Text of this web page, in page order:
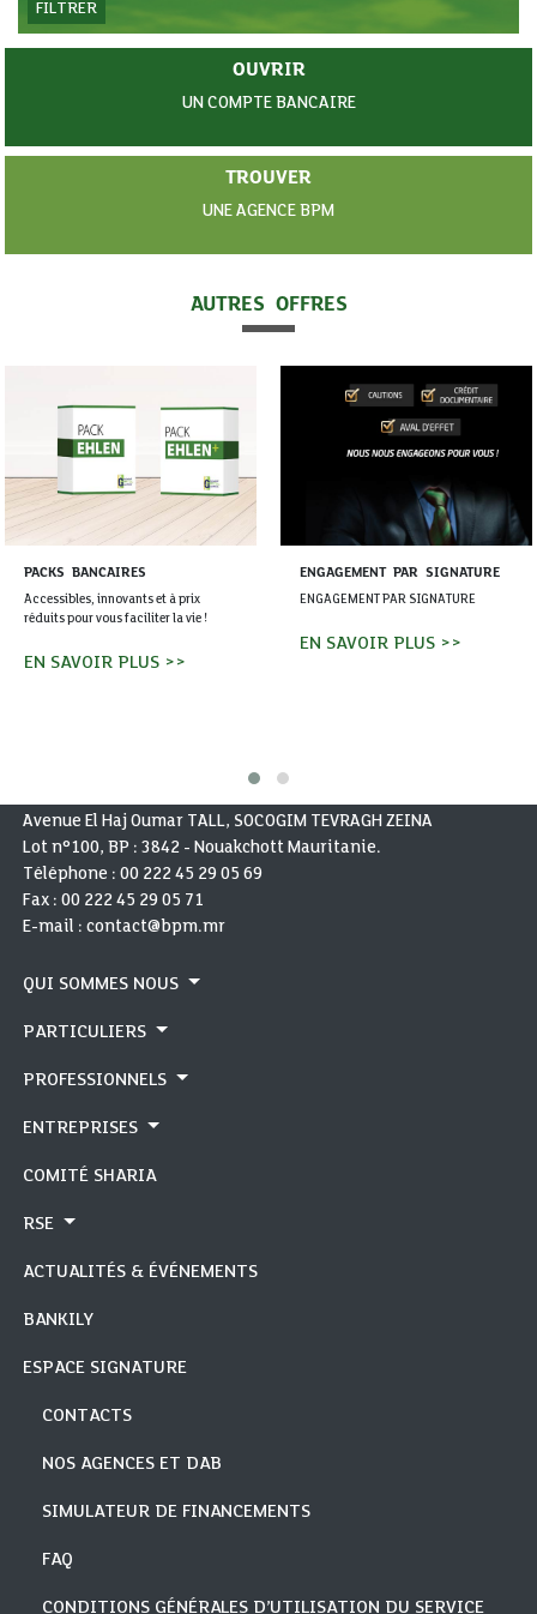
FILTRER
OUVRIR
UN COMPTE BANCAIRE
TROUVER
UNE AGENCE BPM
AUTRES OFFRES
PACKS BANCAIRES
Accessibles, innovants et à prix
réduits pour vous faciliter la vie !
EN SAVOIR PLUS >>
ENGAGEMENT PAR SIGNATURE
ENGAGEMENT PAR SIGNATURE
EN SAVOIR PLUS >>
Avenue El Haj Oumar TALL, SOCOGIM TEVRAGH ZEINA
Lot n°100, BP : 3842 - Nouakchott Mauritanie.
Téléphone : 00 222 45 29 05 69
Fax : 00 222 45 29 05 71
E-mail : contact@bpm.mr
QUI SOMMES NOUS
PARTICULIERS
PROFESSIONNELS
ENTREPRISES
COMITÉ SHARIA
RSE
ACTUALITÉS & ÉVÉNEMENTS
BANKILY
ESPACE SIGNATURE
CONTACTS
NOS AGENCES ET DAB
SIMULATEUR DE FINANCEMENTS
FAQ
CONDITIONS GÉNÉRALES D’UTILISATION DU SERVICE